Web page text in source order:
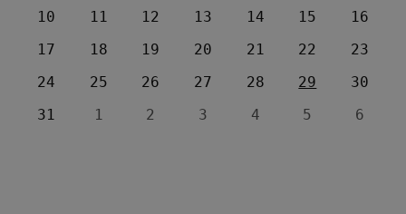
10
11 12 13 14 15
16
17
18 19 20 21 22
23
24
25 26 27 28 29
30
31
1 2 3 4 5 6